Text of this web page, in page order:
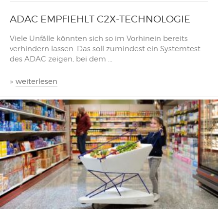
ADAC EMPFIEHLT C2X-TECHNOLOGIE
Viele Unfälle könnten sich so im Vorhinein bereits
verhindern lassen. Das soll zumindest ein Systemtest
des ADAC zeigen, bei dem ...
» weiterlesen